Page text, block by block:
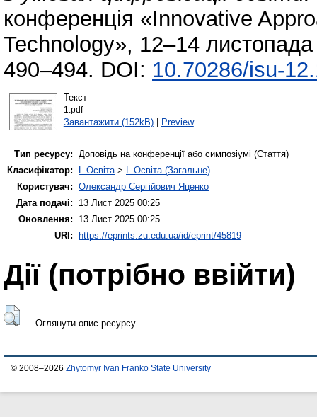
конференція «Innovative
Technology», 12–14
490–494. DOI: 10.70286/isu-
Текст
1.pdf
Завантажити (152kB)| Preview
Тип ресурсу: Доповідь на конференції або симпозіумі (Стаття)
Класифікатор:
L Освіта> L Освіта (Загальне)
Користувач: Олександр Сергійович Яценко
Дата подачі:
13 Лист 2025 00:25
Оновлення:
13 Лист 2025 00:25
URI:
https://eprints.zu.edu.ua/id/eprint/45819
Дії ​​(потрібно ввійти)
Оглянути опис ресурсу
© 2008–2026 Zhytomyr Ivan Franko State University